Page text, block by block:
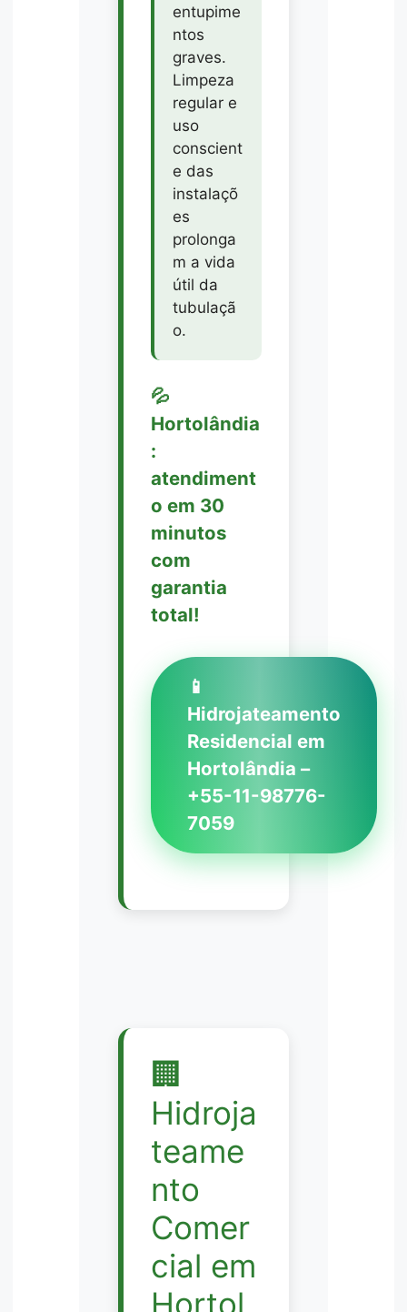
entupime
ntos
graves.
Limpeza
regular e
uso
conscient
e das
instalaçõ
es
prolonga
m a vida
útil da
tubulaçã
o.
💦
Hortolândia
:
atendiment
o em 30
minutos
com
garantia
total!
📱
Hidrojateamento
Residencial em
Hortolândia –
+55-11-98776-
7059
🏢
Hidroja
teame
nto
Comer
cial em
Hortol